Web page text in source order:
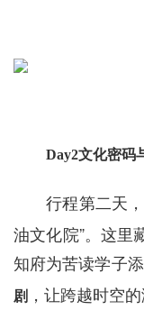
Day2文化密码
行程第二天
油文化院”。这
知府为苦读学子
剧 ，让跨越时空